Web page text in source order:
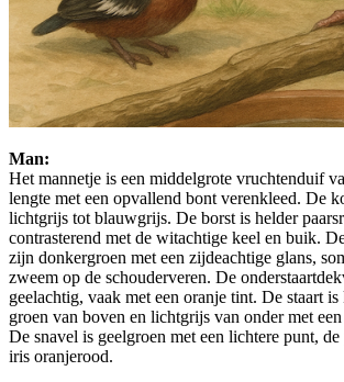
Man:
Het mannetje is een middelgrote vruchtenduif
lengte met een opvallend bont verenkleed. De
lichtgrijs tot blauwgrijs. De borst is helder
contrasterend met de witachtige keel en buik.
zijn donkergroen met een zijdeachtige glans,
zweem op de schouderveren. De
geelachtig, vaak met een oranje tint. De staart
groen van boven en lichtgrijs van onder met
De snavel is geelgroen met een lichtere punt,
iris oranjerood.